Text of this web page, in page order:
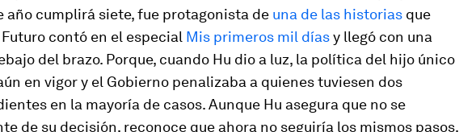
año cumplirá siete, fue protagonista de una de las historias que
contó en el especial Mis primeros mil díasy llegó con una
del brazo. Porque, cuando Hu dio a luz, la política del hijo único
en vigor y el Gobierno penalizaba a quienes tuviesen dos
en la mayoría de casos. Aunque Hu asegura que no se
de su decisión, reconoce que ahora no seguiría los mismos pasos.